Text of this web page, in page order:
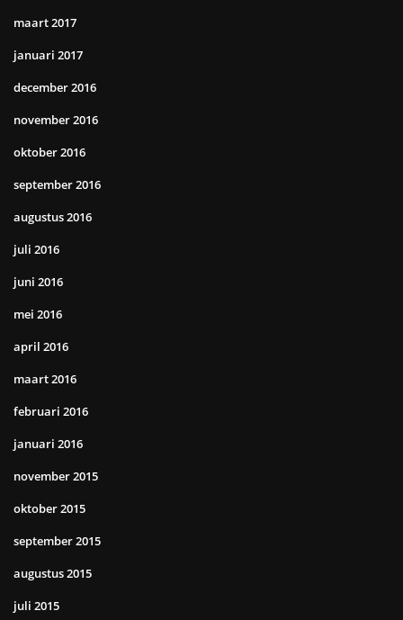
maart 2017
januari 2017
december 2016
november 2016
oktober 2016
september 2016
augustus 2016
juli 2016
juni 2016
mei 2016
april 2016
maart 2016
februari 2016
januari 2016
november 2015
oktober 2015
september 2015
augustus 2015
juli 2015